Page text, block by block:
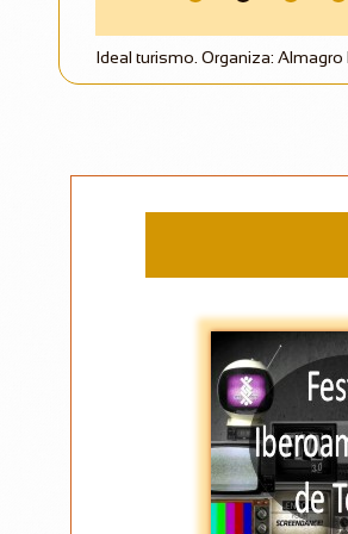
Ideal turismo. Organiza: